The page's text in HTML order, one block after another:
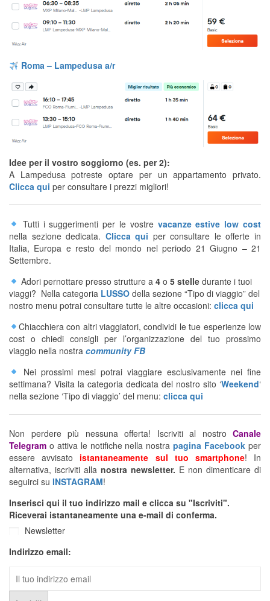
Roma – Lampedusa a/r
Idee per il vostro soggiorno (es. per 2):
A Lampedusa potreste optare per un appartamento privato.
Clicca qui per consultare i prezzi migliori!
Tutti i suggerimenti per le vostre vacanze estive low cost
nella sezione dedicata. Clicca qui per consultare le offerte in
Italia, Europa e resto del mondo nel periodo 21 Giugno – 21
Settembre.
Adori pernottare presso strutture a 4o 5 stelledurante i tuoi
viaggi? Nella categoria LUSSO della sezione “Tipo di viaggio” del
nostro menu potrai consultare tutte le altre occasioni: clicca qui
Chiacchiera con altri viaggiatori, condividi le tue esperienze low
cost o chiedi consigli per l’organizzazione del tuo prossimo
viaggio nella nostra community FB
Nei prossimi mesi potrai viaggiare esclusivamente nei fine
settimana? Visita la categoria dedicata del nostro sito ‘Weekend‘
nella sezione ‘Tipo di viaggio’ del menu: clicca qui
Non perdere più nessuna offerta! Iscriviti al nostro Canale
Telegram o attiva le notifiche nella nostra pagina Facebookper
essere avvisato
istantaneamente sul tuo smartphone! In
alternativa, iscriviti alla nostra newsletter. E non dimenticare di
seguirci su INSTAGRAM!
Inserisci qui il tuo indirizzo mail e clicca su "Iscriviti".
Riceverai istantaneamente una e-mail di conferma.
Newsletter
Indirizzo email: